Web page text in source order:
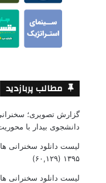
مطالب پربازدید
گزارش تصویری؛
دانشجوی بیدار با
۱۳۹۵ (۶۰,۱۲۹)
لیست دانلود سخنرانی